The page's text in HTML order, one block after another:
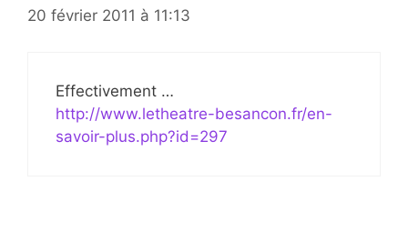
20 février 2011 à 11:13
Effectivement …
http://www.letheatre-besancon.fr/en-
savoir-plus.php?id=297